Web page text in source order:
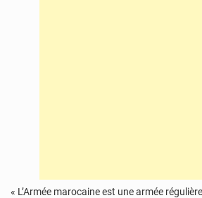
« L’Armée marocaine est une armée